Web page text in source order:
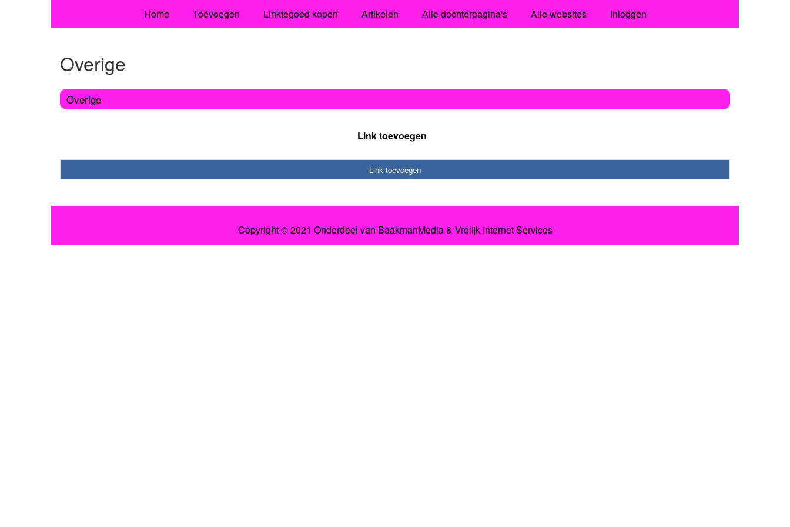
Home Toevoegen Linktegoed kopen Artikelen Alle dochterpagina's Alle websites Inloggen
Overige
Overige
Link toevoegen
Link toevoegen
Copyright © 2021 Onderdeel van BaakmanMedia& Vrolijk Internet Services